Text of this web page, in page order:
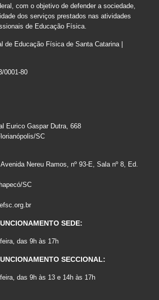
com o objetivo de defender a sociedade,
dos serviços prestados nas atividades
de Educação Física.
de Educação Física de Santa Catarina |
0001-80
Eurico Gaspar Dutra, 668
SC
Nereu Ramos, nº 93-E, Sala nº 8, Ed.
SC
SEDE:
das 9h às 17h
SECCIONAL:
das 9h às 13 e 14h às 17h